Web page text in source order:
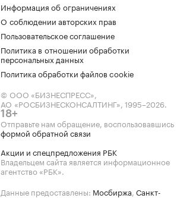
Информация об ограничениях
О соблюдении авторских прав
Пользовательское соглашение
Политика в отношении обработки
персональных данных
Политика обработки файлов cookie
© ООО «БИЗНЕСПРЕСС»,
АО «РОСБИЗНЕСКОНСАЛТИНГ», 1995–2026.
18+
Отправьте нам обращение, воспользовавшись
формой обратной связи
Акции и спецпредложения РБК
Владельцем сайта является информационное
агентство «РБК».
Данные предоставлены: Мосбиржа, Санкт-